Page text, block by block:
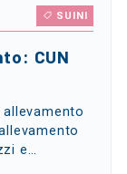
SUINI
CUN
e…